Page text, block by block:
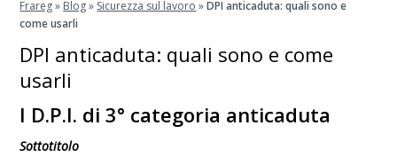
Frareg» Blog» Sicurezza sul lavoro »DPI anticaduta: quali sono e
come usarli
DPI anticaduta: quali sono e come
usarli
I D.P.I. di 3° categoria anticaduta
Sottotitolo